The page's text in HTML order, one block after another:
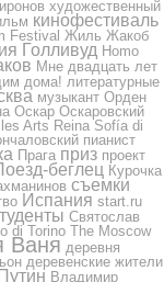
художественный
кинофестиваль
Festival Жиль Жакоб
Голливуд Homo
Мне двадцать лет
дома! литературные
музыкант Орден
Оскар Оскаровский
Arts Reina Sofía di
пианист
Прага приз проект
беглец Курочка
съемки
Испания start.ru
Святослав
di Torino The Moscow
Ваня деревня
деревенские жители
Владимир